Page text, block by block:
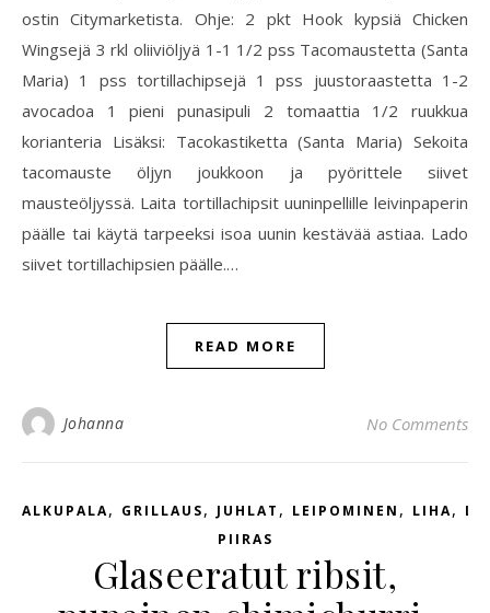
ostin Citymarketista. Ohje: 2 pkt Hook kypsiä Chicken
Wingsejä 3 rkl oliiviöljyä 1-1 1/2 pss Tacomaustetta (Santa
Maria) 1 pss tortillachipsejä 1 pss juustoraastetta 1-2
avocadoa 1 pieni punasipuli 2 tomaattia 1/2 ruukkua
korianteria Lisäksi: Tacokastiketta (Santa Maria) Sekoita
tacomauste öljyn joukkoon ja pyörittele siivet
mausteöljyssä. Laita tortillachipsit uuninpellille leivinpaperin
päälle tai käytä tarpeeksi isoa uunin kestävää astiaa. Lado
siivet tortillachipsien päälle.…
READ MORE
Johanna No Comments
ALKUPALA, GRILLAUS, JUHLAT , LEIPOMINEN , LIHA,
PIIRAS
Glaseeratut ribsit,